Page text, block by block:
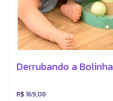
Derrubando a Bolinha
R$ 169,08